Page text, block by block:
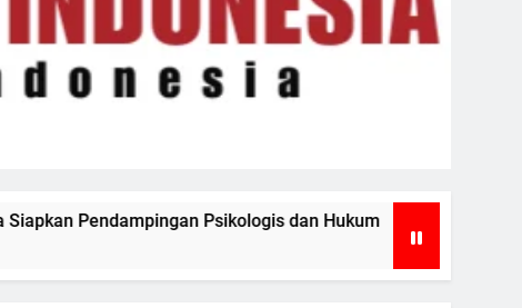
dan Hukum Rapat Paripurna DPRD